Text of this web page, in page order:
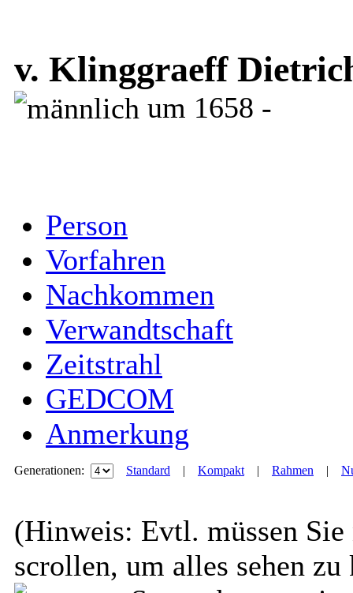
v. Klinggraeff
um 1658 -
Person
Vorfahren
Nachkommen
Verwandtschaft
Zeitstrahl
GEDCOM
Anmerkung
Generationen: Standard | Kompakt| Rahmen |
(Hinweis: Evtl. müssen Sie
scrollen, um alles sehen